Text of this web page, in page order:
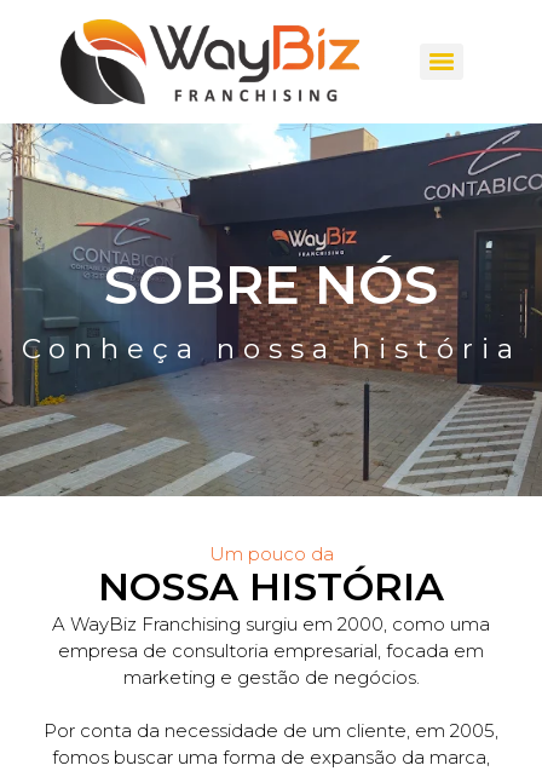
SOBRE NÓS
Conheça nossa história
Um pouco da
NOSSA HISTÓRIA
A WayBiz Franchising surgiu em 2000, como uma
empresa de consultoria empresarial, focada em
marketing e gestão de negócios.
Por conta da necessidade de um cliente, em 2005,
fomos buscar uma forma de expansão da marca,